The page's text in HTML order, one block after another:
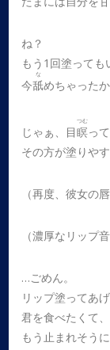
ね？
もう1回塗っても
今舐
な
めちゃった
じゃぁ、目瞑
つむ
っ
その方が塗りやす
（再度、彼女の
（濃厚なリップ音
…ごめん。
リップ塗ってあ
君を食べたくて
もう止まれそう